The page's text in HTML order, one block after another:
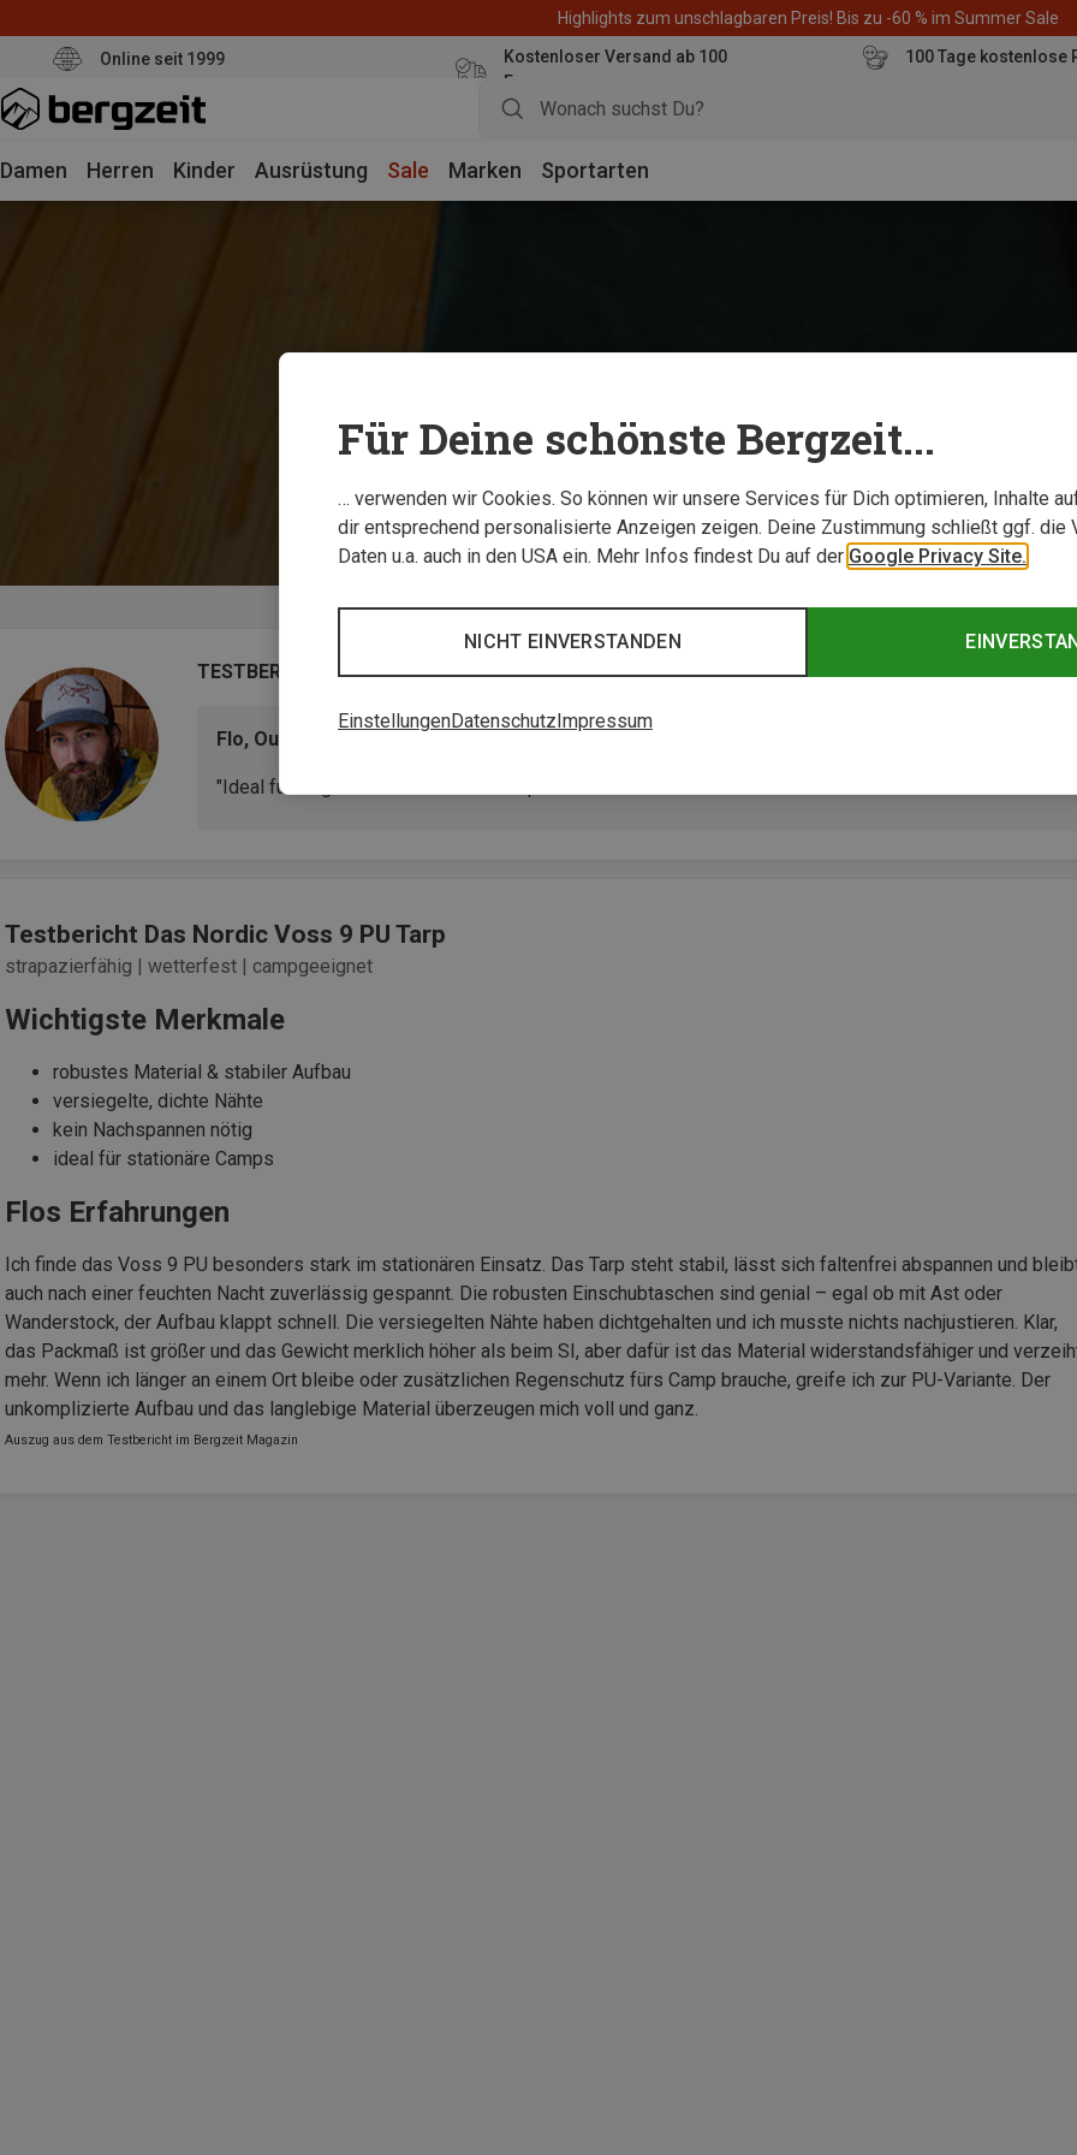
Highlights zum unschlagbaren Preis! Bis zu -60 % im Summer Sale
Online seit 1999
Kostenloser Versand ab 100
Euro
100 Tage kostenlose
Damen Herren Kinder Ausrüstung Sale Marken Sportarten
TESTBERICHT
Flo, Outdoor-Enthusiast & Produkttester
"Ideal für längere Aufenthalte im Camp."
Testbericht Das Nordic Voss 9 PU Tarp
strapazierfähig | wetterfest | campgeeignet
Wichtigste Merkmale
robustes Material & stabiler Aufbau
versiegelte, dichte Nähte
kein Nachspannen nötig
ideal für stationäre Camps
Flos Erfahrungen
Ich finde das Voss 9 PU besonders stark im stationären Einsatz. Das Tarp steht stabil, lässt sich faltenfrei abspannen und
auch nach einer feuchten Nacht zuverlässig gespannt. Die robusten Einschubtaschen sind genial – egal ob mit Ast oder
Wanderstock, der Aufbau klappt schnell. Die versiegelten Nähte haben dichtgehalten und ich musste nichts nachjustieren. Klar,
das Packmaß ist größer und das Gewicht merklich höher als beim SI, aber dafür ist das Material widerstandsfähiger und
mehr. Wenn ich länger an einem Ort bleibe oder zusätzlichen Regenschutz fürs Camp brauche, greife ich zur PU-Variante. Der
unkomplizierte Aufbau und das langlebige Material überzeugen mich voll und ganz.
Auszug aus dem Testbericht im Bergzeit Magazin
Für Deine schönste Bergzeit...
… verwenden wir Cookies. So können wir unsere Services für Dich optimieren, Inhalte
dir entsprechend personalisierte Anzeigen zeigen. Deine Zustimmung schließt ggf. die
Daten u.a. auch in den USA ein. Mehr Infos findest Du auf der Google Privacy Site.
NICHT EINVERSTANDEN
EinstellungenDatenschutzImpressum